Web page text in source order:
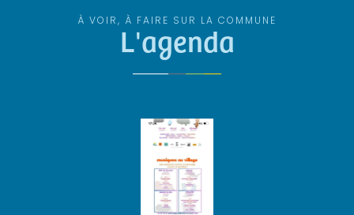
À VOIR, À FAIRE SUR LA COMMUNE
L'agenda